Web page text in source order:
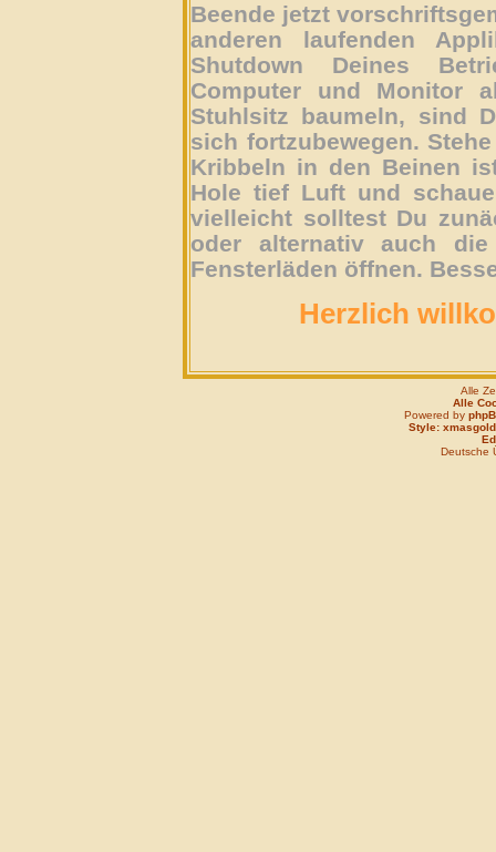
Beende jetzt
anderen laufenden
Shutdown Deines
Computer und Monitor
Stuhlsitz baumeln, sind
sich fortzubewegen.
Kribbeln in den Beinen
Hole tief Luft und
vielleicht solltest Du
oder alternativ auch
Fensterläden öffnen.
Herzlich
Alle
Alle
Powered by
Style: xmasgold
Deutsche